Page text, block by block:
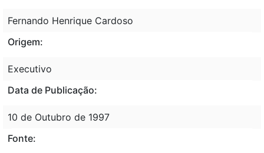
Fernando Henrique Cardoso
Origem:
Executivo
Data de Publicação:
10 de Outubro de 1997
Fonte: